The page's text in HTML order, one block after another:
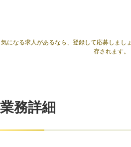
気になる求人があるなら、登録して応募しまし
存されます。
業務詳細